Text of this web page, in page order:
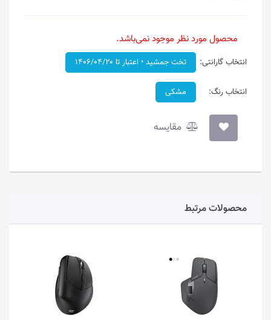
محصول مورد نظر موجود نمی‌باشد.
انتخاب گارانتی: تخت جمشید • اعتبار تا ۱۴۰۶/۰۴/۲۰
انتخاب رنگ: مشکی
مقایسه
محصولات مرتبط